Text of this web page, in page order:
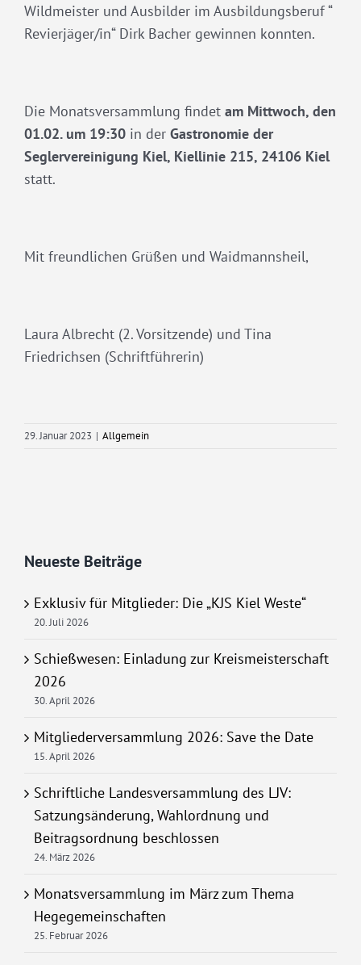
Wildmeister und Ausbilder im Ausbildungsberuf “
Revierjäger/in“ Dirk Bacher gewinnen konnten.
Die Monatsversammlung findet am Mittwoch, den
01.02. um 19:30 in der Gastronomie der
Seglervereinigung Kiel, Kiellinie 215, 24106 Kiel
statt.
Mit freundlichen Grüßen und Waidmannsheil,
Laura Albrecht (2. Vorsitzende) und Tina
Friedrichsen (Schriftführerin)
29. Januar 2023 | Allgemein
Neueste Beiträge
Exklusiv für Mitglieder: Die „KJS Kiel Weste“
20. Juli 2026
Schießwesen: Einladung zur Kreismeisterschaft
2026
30. April 2026
Mitgliederversammlung 2026: Save the Date
15. April 2026
Schriftliche Landesversammlung des LJV:
Satzungsänderung, Wahlordnung und
Beitragsordnung beschlossen
24. März 2026
Monatsversammlung im März zum Thema
Hegegemeinschaften
25. Februar 2026